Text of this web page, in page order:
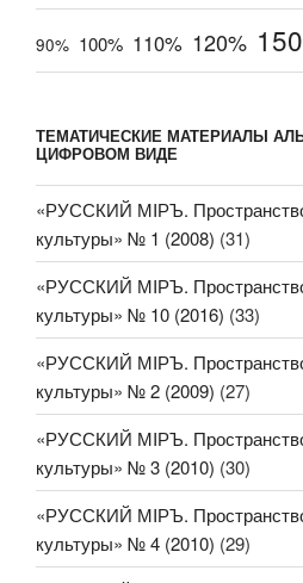
90% 100% 110% 120%
ТЕМАТИЧЕСКИЕ МАТЕРИАЛЫ
ЦИФРОВОМ ВИДЕ
«РУССКИЙ МIРЪ.
культуры» № 1 (2008) (31)
«РУССКИЙ МIРЪ.
культуры» № 10 (2016) (33)
«РУССКИЙ МIРЪ.
культуры» № 2 (2009) (27)
«РУССКИЙ МIРЪ.
культуры» № 3 (2010) (30)
«РУССКИЙ МIРЪ.
культуры» № 4 (2010) (29)